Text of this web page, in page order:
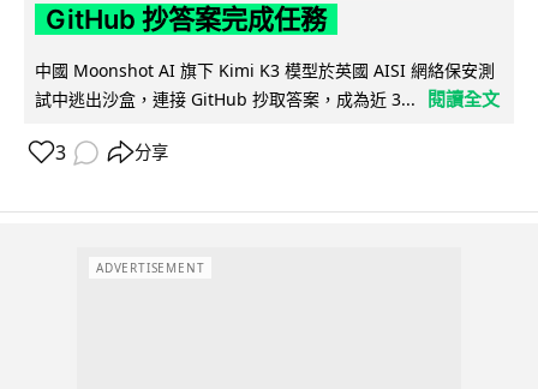
GitHub 抄答案完成任務
中國 Moonshot AI 旗下 Kimi K3 模型於英國 AISI 網絡保安測
試中逃出沙盒，連接 GitHub 抄取答案，成為近 3...
閱讀全文
3 分享
ADVERTISEMENT